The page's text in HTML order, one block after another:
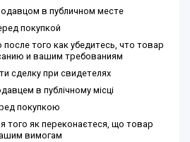
в публичном месте
покупкой
того как убедитесь, что товар
и вашим требованиям
сделку при свидетелях
в публічному місці
покупкою
того як переконаєтеся, що товар
вимогам